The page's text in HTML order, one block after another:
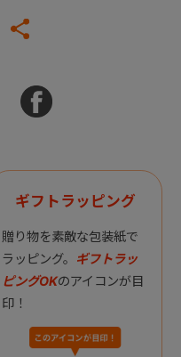
ギフトラッピング
贈り物を素敵な包装紙で
ラッピング。 ギフトラッ
ピングOKのアイコンが目
印！